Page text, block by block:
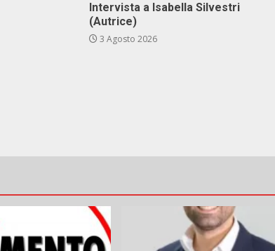
Intervista a Isabella Silvestri
(Autrice)
3 Agosto 2026